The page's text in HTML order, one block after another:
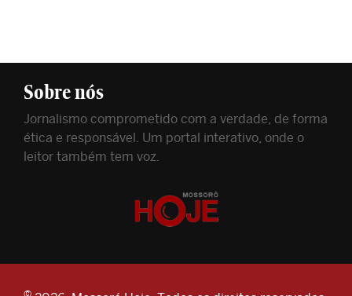
Sobre nós
Jornalismo comprometido com a verdade, de forma
ética e responsável. Um portal interativo, onde o
leitor também tem voz.